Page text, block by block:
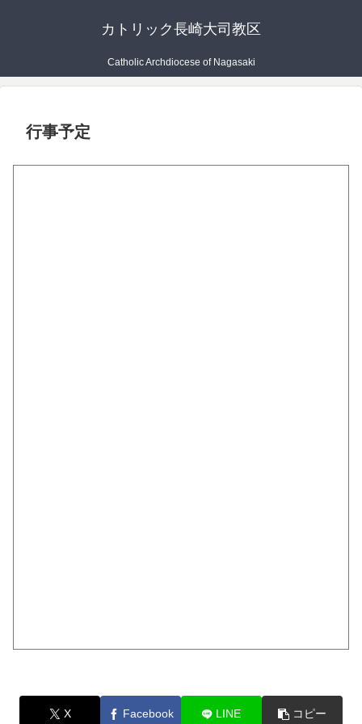
カトリック長崎大司教区
Catholic Archdiocese of Nagasaki
行事予定
X Facebook LINE コピー